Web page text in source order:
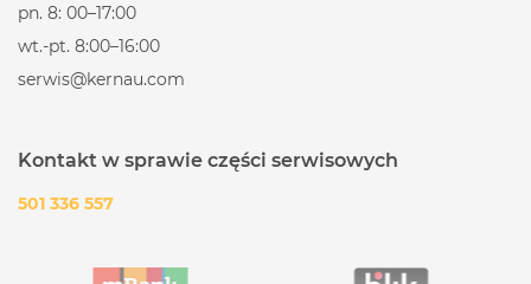
pn. 8: 00–17:00
wt.-pt. 8:00–16:00
serwis@kernau.com
Kontakt w sprawie części serwisowych
501 336 557